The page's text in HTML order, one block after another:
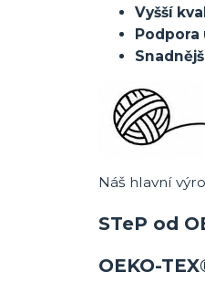
Vyšší
Náš hlavní
STeP od
OEKO-